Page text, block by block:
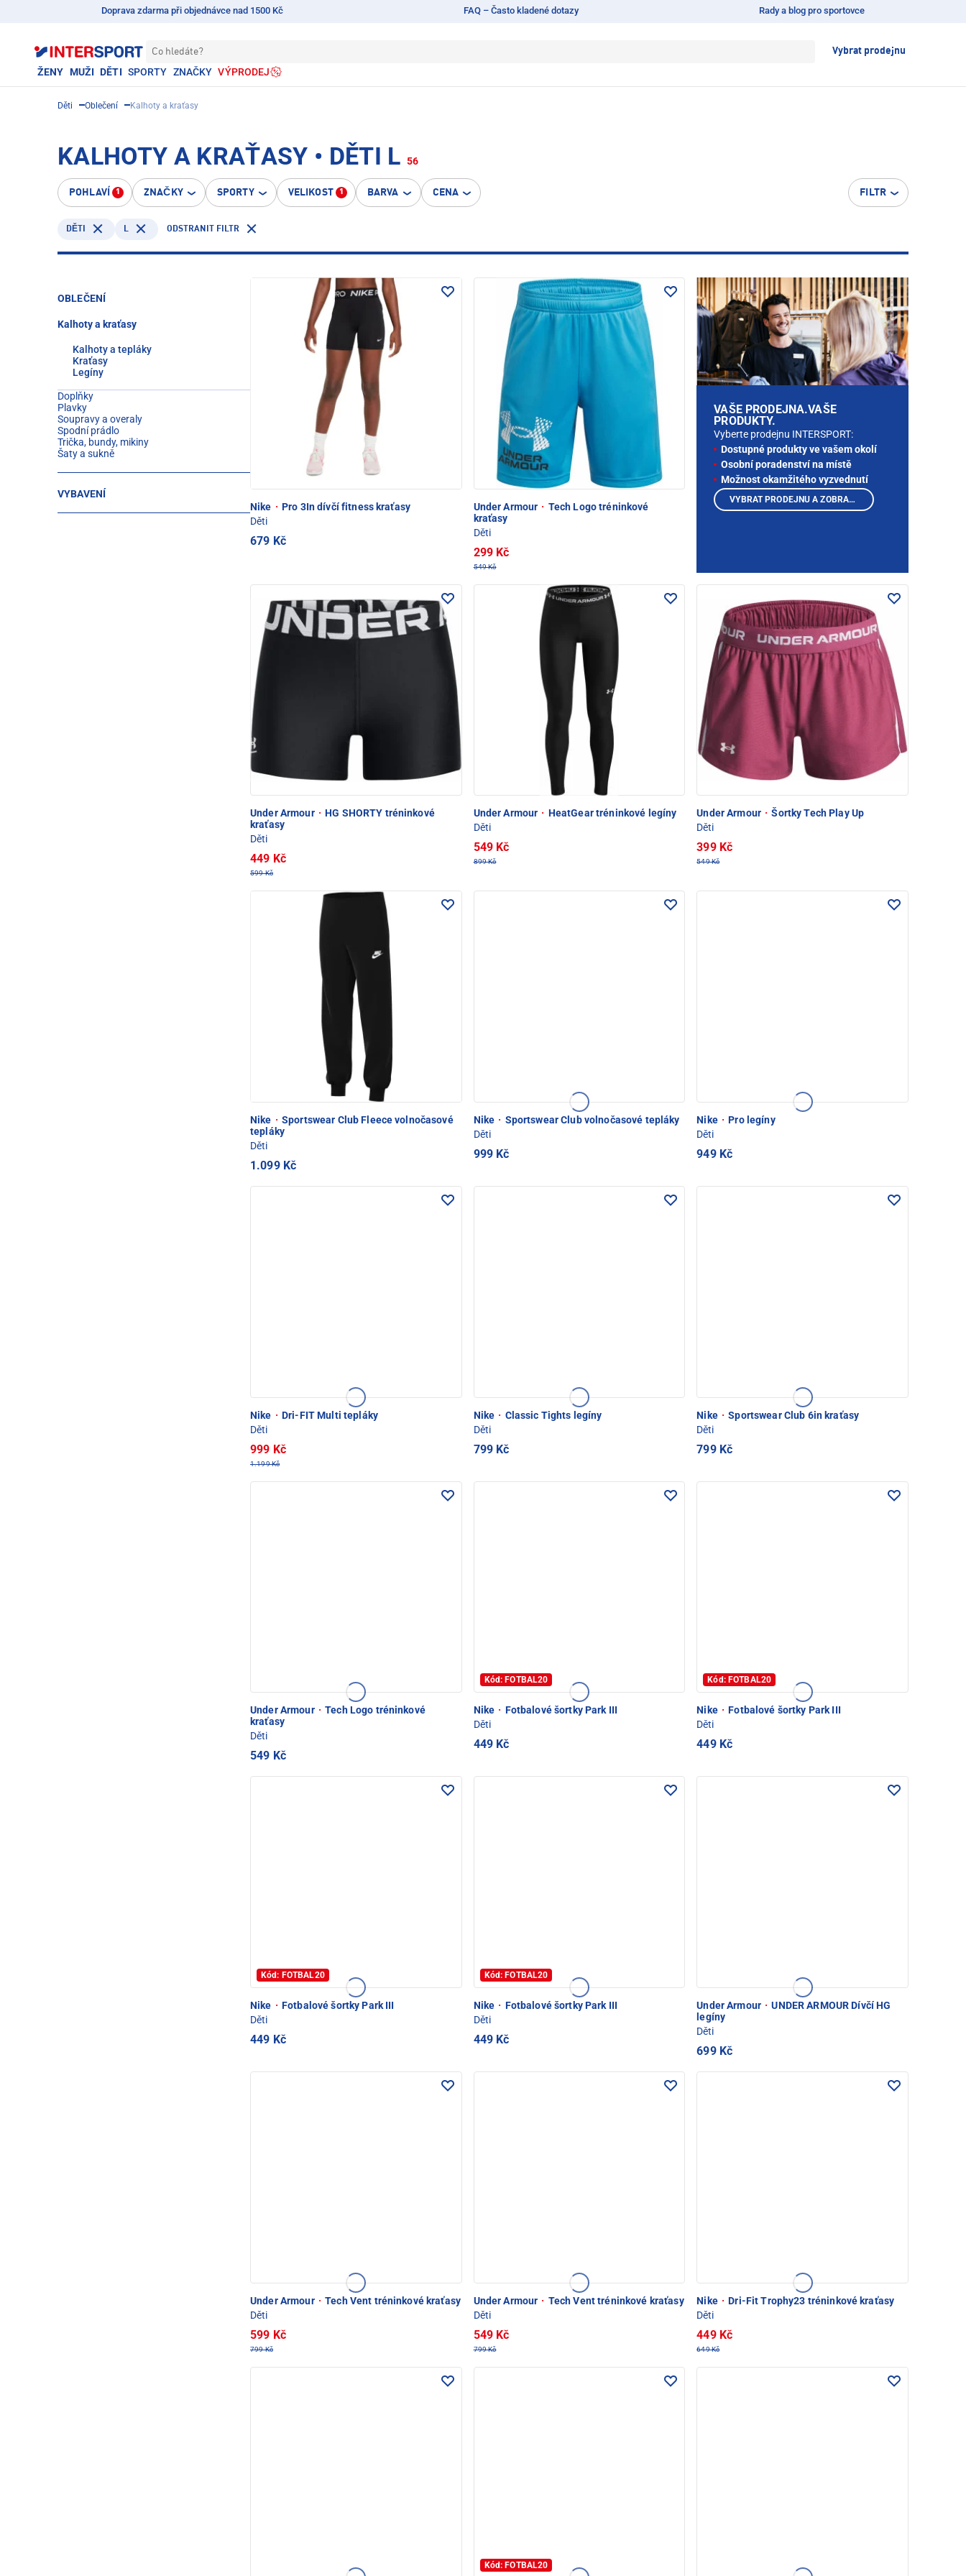
Doprava zdarma při objednávce nad 1500 Kč FAQ – Často kladené dotazy Rady a blog pro sportovce
Co hledáte? Vybrat prodejnu
ŽENY MUŽI DĚTI SPORTY ZNAČKY VÝPRODEJ
Děti Oblečení Kalhoty a kraťasy
KALHOTY A KRAŤASY • DĚTI L 56
POHLAVÍ 1 ZNAČKY SPORTY VELIKOST 1 BARVA CENA FILTR
DĚTI L ODSTRANIT FILTR
OBLEČENÍ
Kalhoty a kraťasy
Kalhoty a tepláky
Kraťasy
Legíny
Doplňky
Plavky
Soupravy a overaly
Spodní prádlo
Trička, bundy, mikiny
Šaty a sukně
VYBAVENÍ
Nike · Pro 3In dívčí fitness kraťasy
Děti
679 Kč
Under Armour · Tech Logo tréninkové
kraťasy
Děti
299 Kč
549 Kč
Under Armour · HG SHORTY tréninkové
kraťasy
Děti
449 Kč
599 Kč
Under Armour · HeatGear tréninkové legíny
Děti
549 Kč
899 Kč
Under Armour · Šortky Tech Play Up
Děti
399 Kč
549 Kč
Nike · Sportswear Club Fleece volnočasové
tepláky
Děti
1.099 Kč
Nike · Sportswear Club volnočasové tepláky
Děti
999 Kč
Nike · Pro legíny
Děti
949 Kč
Nike · Dri-FIT Multi tepláky
Děti
999 Kč
1.199 Kč
Nike · Classic Tights legíny
Děti
799 Kč
Nike · Sportswear Club 6in kraťasy
Děti
799 Kč
Under Armour · Tech Logo tréninkové
kraťasy
Děti
549 Kč
Kód: FOTBAL20
Nike · Fotbalové šortky Park III
Děti
449 Kč
Kód: FOTBAL20
Nike · Fotbalové šortky Park III
Děti
449 Kč
Kód: FOTBAL20
Nike · Fotbalové šortky Park III
Děti
449 Kč
Kód: FOTBAL20
Nike · Fotbalové šortky Park III
Děti
449 Kč
Under Armour · UNDER ARMOUR Dívčí HG
legíny
Děti
699 Kč
Under Armour · Tech Vent tréninkové kraťasy
Děti
599 Kč
799 Kč
Under Armour · Tech Vent tréninkové kraťasy
Děti
549 Kč
799 Kč
Nike · Dri-Fit Trophy23 tréninkové kraťasy
Děti
449 Kč
649 Kč
Kód: FOTBAL20
VAŠE PRODEJNA.VAŠE
PRODUKTY.
Vyberte prodejnu INTERSPORT:
Dostupné produkty ve vašem okolí
Osobní poradenství na místě
Možnost okamžitého vyzvednutí
VYBRAT PRODEJNU A ZOBRAZIT PRODUKTY